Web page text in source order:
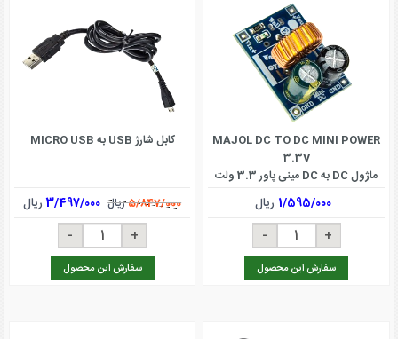
MAJOL DC TO DC MINI POWER
3.3V
ماژول DC به DC مینی پاور 3.3 ولت
1/595/000 ریال
سفارش این محصول
کابل شارژ USB به MICRO USB
5/847/000ریال 3/497/000ریال
سفارش این محصول